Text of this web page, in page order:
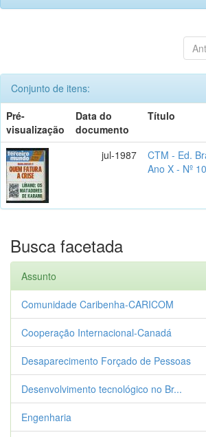
Conjunto de itens:
Pré-
visualização
Data do
documento
Título
jul-1987
CTM - Ed.
Ano X - Nº
Busca facetada
Assunto
Comunidade Caribenha-CARICOM
Cooperação Internacional-Canadá
Desaparecimento Forçado de Pessoas
Desenvolvimento tecnológico no Br...
Engenharia